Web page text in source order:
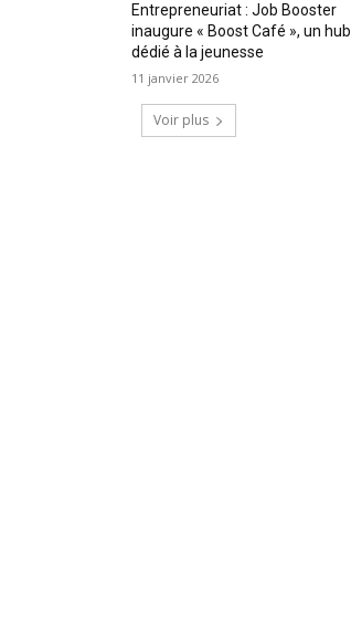
Entrepreneuriat : Job Booster
inaugure « Boost Café », un hub
dédié à la jeunesse
11 janvier 2026
Voir plus